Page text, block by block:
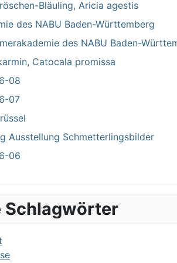
Bläuling, Aricia agestis
des NABU Baden-Württemberg
des NABU Baden-
Catocala promissa
08
07
Ausstellung Schmetterlingsbilder
06
Schlagwörter